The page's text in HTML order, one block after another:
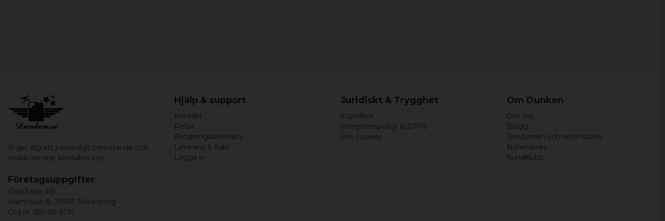
Vi ger dig ett personligt bemötande och
snabb service, kontakta oss!
Hjälp & support
Kontakt
Retur
Betalningsalternativ
Leverans & frakt
Logga in
Juridiskt & Trygghet
Köpvillkor
Integritetspolicy (GDPR)
Om cookies
Om Dunken
Om oss
Blogg
Omdömen och recensioner
Nyhetsbrev
Kundklubb
Företagsuppgifter
Odd Sailor AB
Hamnplan 8, 29495 Sölvesborg
Org.nr: 559168-3791